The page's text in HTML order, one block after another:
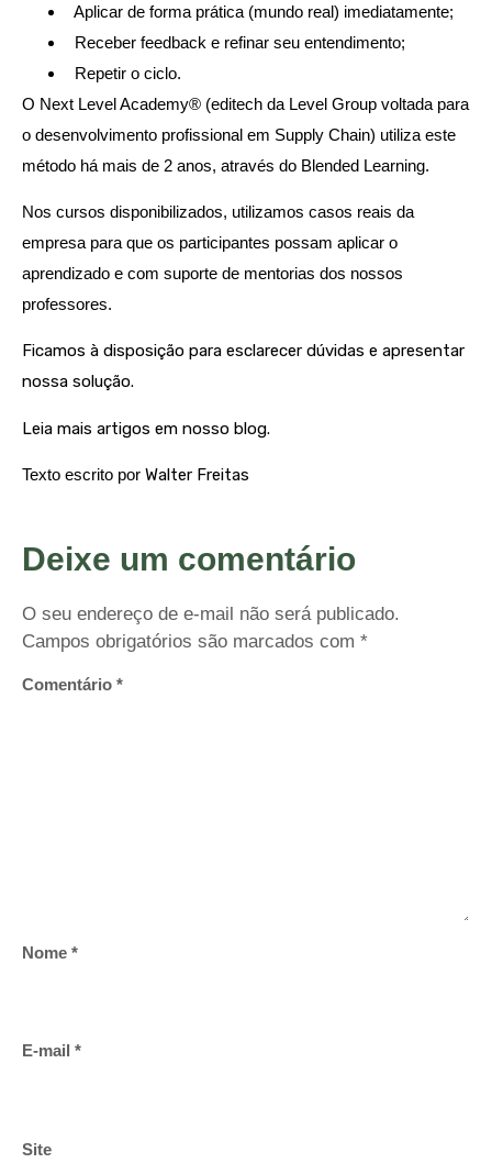
Aplicar de forma prática (mundo real) imediatamente;
Receber feedback e refinar seu entendimento;
Repetir o ciclo.
O Next Level Academy® (editech da Level Group voltada para
o desenvolvimento profissional em Supply Chain) utiliza este
método há mais de 2 anos, através do Blended Learning.
Nos cursos disponibilizados, utilizamos casos reais da
empresa para que os participantes possam aplicar o
aprendizado e com suporte de mentorias dos nossos
professores.
Ficamos à disposição para esclarecer dúvidas e apresentar
nossa solução.
Leia mais artigos em nosso blog.
Texto escrito por Walter Freitas
Deixe um comentário
O seu endereço de e-mail não será publicado.
Campos obrigatórios são marcados com *
Comentário *
Nome *
E-mail *
Site